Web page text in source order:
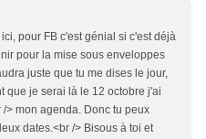
pour FB c'est génial si c'est déjà
pour la mise sous enveloppes
juste que tu me dises le jour,
que je serai là le 12 octobre j'ai
> mon agenda. Donc tu peux
dates.<br /> Bisous à toi et